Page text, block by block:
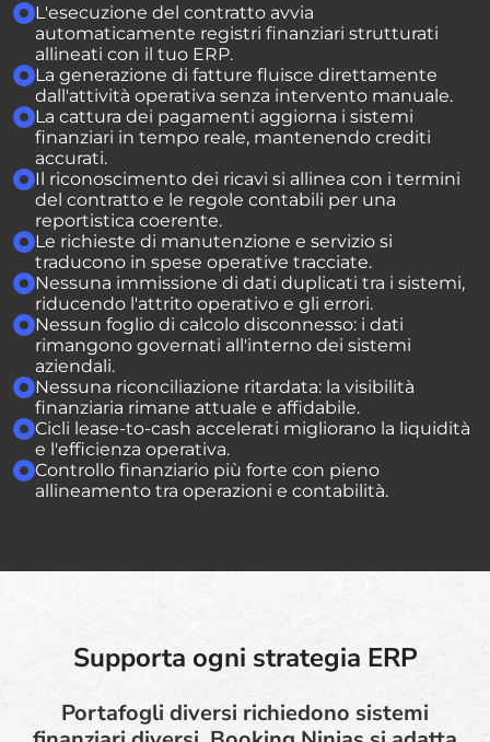
L'esecuzione del contratto avvia
automaticamente registri finanziari strutturati
allineati con il tuo ERP.
La generazione di fatture fluisce direttamente
dall'attività operativa senza intervento manuale.
La cattura dei pagamenti aggiorna i sistemi
finanziari in tempo reale, mantenendo crediti
accurati.
Il riconoscimento dei ricavi si allinea con i termini
del contratto e le regole contabili per una
reportistica coerente.
Le richieste di manutenzione e servizio si
traducono in spese operative tracciate.
Nessuna immissione di dati duplicati tra i sistemi,
riducendo l'attrito operativo e gli errori.
Nessun foglio di calcolo disconnesso: i dati
rimangono governati all'interno dei sistemi
aziendali.
Nessuna riconciliazione ritardata: la visibilità
finanziaria rimane attuale e affidabile.
Cicli lease-to-cash accelerati migliorano la liquidità
e l'efficienza operativa.
Controllo finanziario più forte con pieno
allineamento tra operazioni e contabilità.
Supporta ogni strategia ERP
Portafogli diversi richiedono sistemi